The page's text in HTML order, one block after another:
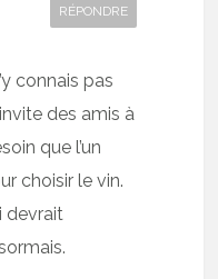
RÉPONDRE
connais pas
des amis à
que l’un
choisir le vin.
devrait